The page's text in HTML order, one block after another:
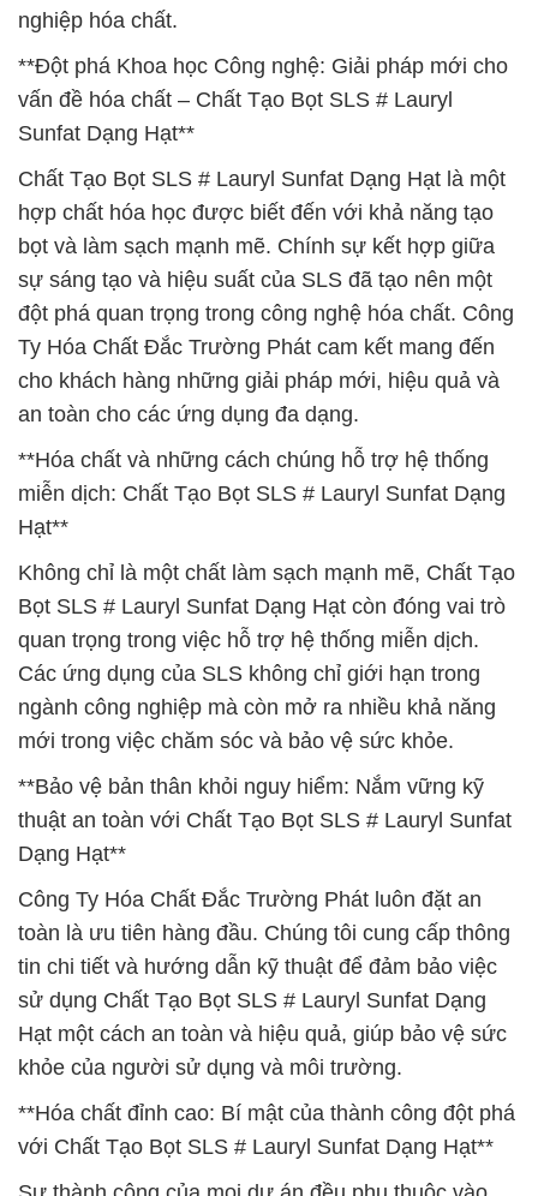
nghiệp hóa chất.
**Đột phá Khoa học Công nghệ: Giải pháp mới cho
vấn đề hóa chất – Chất Tạo Bọt SLS # Lauryl
Sunfat Dạng Hạt**
Chất Tạo Bọt SLS # Lauryl Sunfat Dạng Hạt là một
hợp chất hóa học được biết đến với khả năng tạo
bọt và làm sạch mạnh mẽ. Chính sự kết hợp giữa
sự sáng tạo và hiệu suất của SLS đã tạo nên một
đột phá quan trọng trong công nghệ hóa chất. Công
Ty Hóa Chất Đắc Trường Phát cam kết mang đến
cho khách hàng những giải pháp mới, hiệu quả và
an toàn cho các ứng dụng đa dạng.
**Hóa chất và những cách chúng hỗ trợ hệ thống
miễn dịch: Chất Tạo Bọt SLS # Lauryl Sunfat Dạng
Hạt**
Không chỉ là một chất làm sạch mạnh mẽ, Chất Tạo
Bọt SLS # Lauryl Sunfat Dạng Hạt còn đóng vai trò
quan trọng trong việc hỗ trợ hệ thống miễn dịch.
Các ứng dụng của SLS không chỉ giới hạn trong
ngành công nghiệp mà còn mở ra nhiều khả năng
mới trong việc chăm sóc và bảo vệ sức khỏe.
**Bảo vệ bản thân khỏi nguy hiểm: Nắm vững kỹ
thuật an toàn với Chất Tạo Bọt SLS # Lauryl Sunfat
Dạng Hạt**
Công Ty Hóa Chất Đắc Trường Phát luôn đặt an
toàn là ưu tiên hàng đầu. Chúng tôi cung cấp thông
tin chi tiết và hướng dẫn kỹ thuật để đảm bảo việc
sử dụng Chất Tạo Bọt SLS # Lauryl Sunfat Dạng
Hạt một cách an toàn và hiệu quả, giúp bảo vệ sức
khỏe của người sử dụng và môi trường.
**Hóa chất đỉnh cao: Bí mật của thành công đột phá
với Chất Tạo Bọt SLS # Lauryl Sunfat Dạng Hạt**